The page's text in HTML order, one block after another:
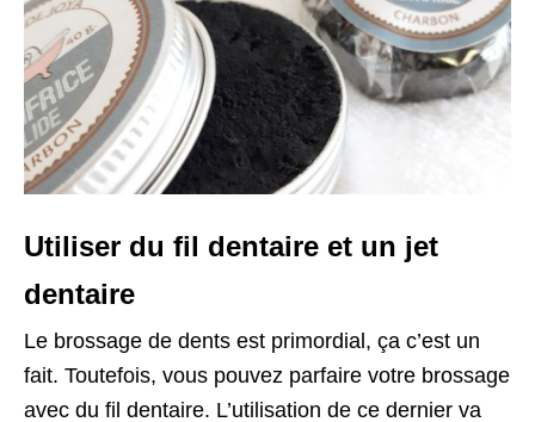
Utiliser du fil dentaire et un jet
dentaire
Le brossage de dents est primordial, ça c’est un
fait. Toutefois, vous pouvez parfaire votre brossage
avec du fil dentaire. L’utilisation de ce dernier va